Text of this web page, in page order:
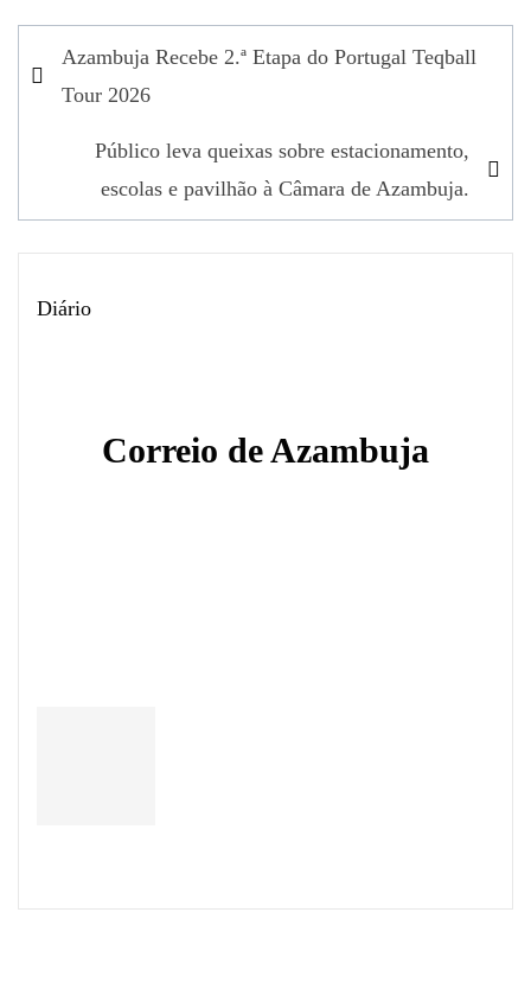
Navegação
de
Azambuja Recebe 2.ª Etapa do Portugal Teqball
Tour 2026
Público leva queixas sobre estacionamento,
escolas e pavilhão à Câmara de Azambuja.
Diário
Correio de Azambuja